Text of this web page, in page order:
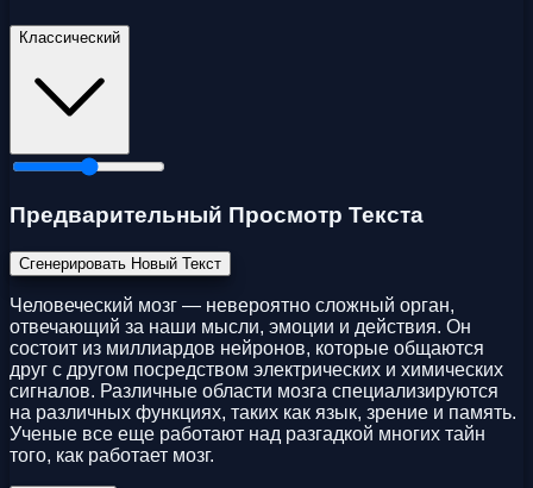
Классический
Предварительный Просмотр Текста
Сгенерировать Новый Текст
Человеческий мозг — невероятно сложный орган,
отвечающий за наши мысли, эмоции и действия. Он
состоит из миллиардов нейронов, которые общаются
друг с другом посредством электрических и химических
сигналов. Различные области мозга специализируются
на различных функциях, таких как язык, зрение и память.
Ученые все еще работают над разгадкой многих тайн
того, как работает мозг.